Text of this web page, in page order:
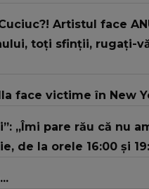
Artistul face
toți sfinții, rugați-
face victime în New
„Îmi pare rău că nu
de la orele 16:00 și